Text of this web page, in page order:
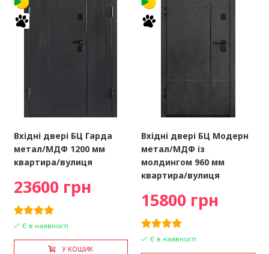
Вхідні двері БЦ Гарда
метал/МДФ 1200 мм
квартира/вулиця
23600 грн
Є в наявності
У КОШИК
Вхідні двері БЦ Модерн
метал/МДФ із
молдингом 960 мм
квартира/вулиця
15800 грн
Є в наявності